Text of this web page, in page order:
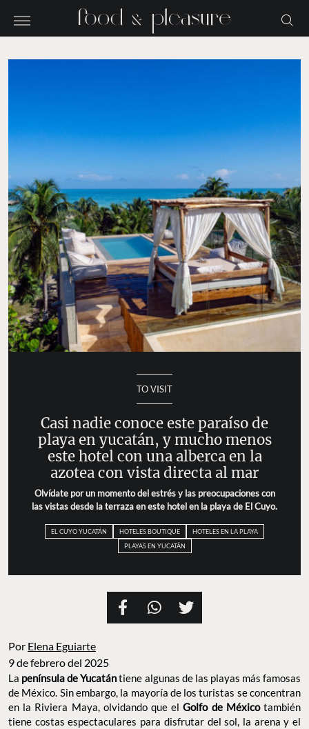
TO VISIT
Casi nadie conoce este paraíso de
playa en yucatán, y mucho menos
este hotel con una alberca en la
azotea con vista directa al mar
Olvídate por un momento del estrés y las preocupaciones con
las vistas desde la terraza en este hotel en la playa de El Cuyo.
EL CUYO YUCATÁN HOTELES BOUTIQUE
HOTELES EN LA PLAYA
PLAYAS EN YUCATÁN
Por Elena Eguiarte
9 de febrero del 2025
La península de Yucatántiene algunas de las playas más famosas
de México. Sin embargo, la mayoría de los turistas se concentran
en la Riviera Maya, olvidando que elGolfo de Méxicotambién
tiene costas espectaculares para disfrutar del sol, la arena y el